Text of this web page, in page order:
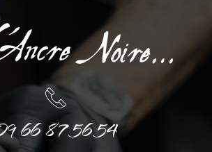
66 87 56 54